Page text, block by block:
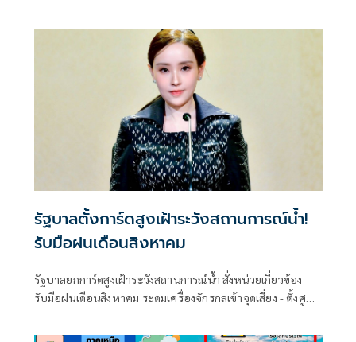
รัฐบาลตั้งการ์ดสูงเฝ้าระวังสถานการณ์น้ำ!
รับมือฝนเดือนสิงหาคม
รัฐบาลยกการ์ดสูงเฝ้าระวังสถานการณ์น้ำ สั่งหน่วยเกี่ยวข้อง
รับมือฝนเดือนสิงหาคม ระดมเครื่องจักรกลเข้าจุดเสี่ยง - ตั้งศูนย์